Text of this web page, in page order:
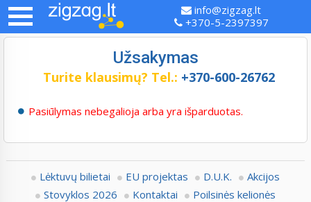
info@zigzag.lt
+370-5-2397397
Užsakymas
Turite klausimų? Tel.: +370-600-26762
Pasiūlymas nebegalioja arba yra išparduotas.
Lėktuvų bilietai EU projektas D.U.K.
Akcijos
Stovyklos 2026
Kontaktai
Poilsinės kelionės